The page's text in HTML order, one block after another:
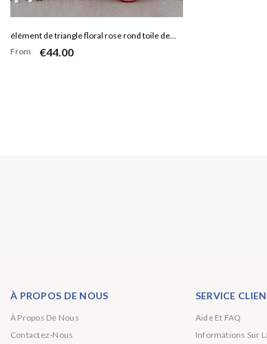
élément de triangle floral rose rond toile de
fond de mariage
From €44.00
À PROPOS DE NOUS
À Propos De Nous
Contactez-Nous
SERVICE
Aide Et FAQ
Informations Sur